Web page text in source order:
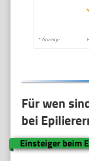
* Anzeige
Für wen
bei
Einsteiger beim